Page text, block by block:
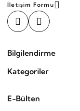
İletişim Formu
Bilgilendirme
Kategoriler
E-Bülten